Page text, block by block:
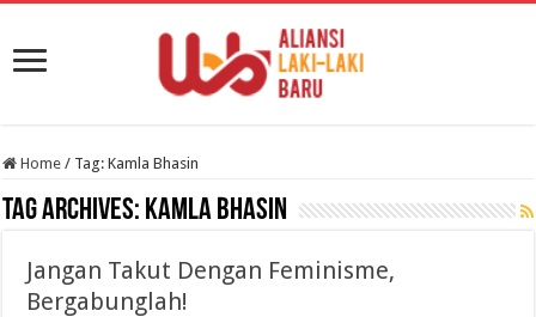
Home / Tag:Kamla Bhasin
Tag Archives: Kamla Bhasin
Jangan Takut Dengan Feminisme,
Bergabunglah!